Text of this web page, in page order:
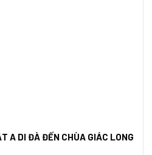
A DI ĐÀ ĐẾN CHÙA GIÁC LONG